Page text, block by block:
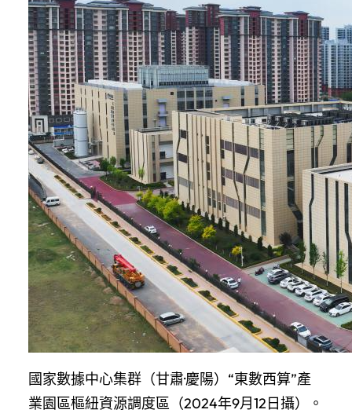
國家數據中心集群（甘肅·慶陽）“東數西算”產
業園區樞紐資源調度區（2024年9月12日攝）。